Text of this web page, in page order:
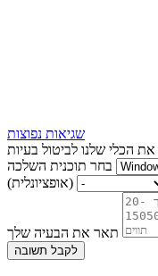
שגיאות נפוצות
הכלי שלנו לביטול בעיות
בחר תוכנית השלכה
(אופציונלית)
תאר את הבעיה שלך
לקבל תשובה